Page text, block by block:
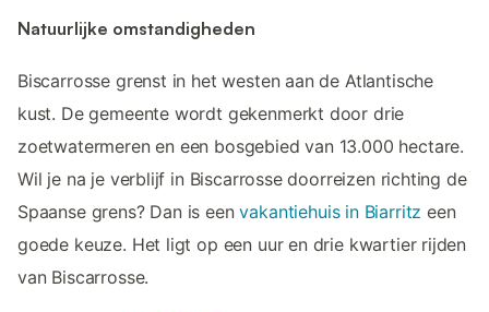
Natuurlijke omstandigheden
Biscarrosse grenst in het westen aan de Atlantische
kust. De gemeente wordt gekenmerkt door drie
zoetwatermeren en een bosgebied van 13.000 hectare.
Wil je na je verblijf in Biscarrosse doorreizen richting de
Spaanse grens? Dan is eenvakantiehuis in Biarritz een
goede keuze. Het ligt op een uur en drie kwartier rijden
van Biscarrosse.